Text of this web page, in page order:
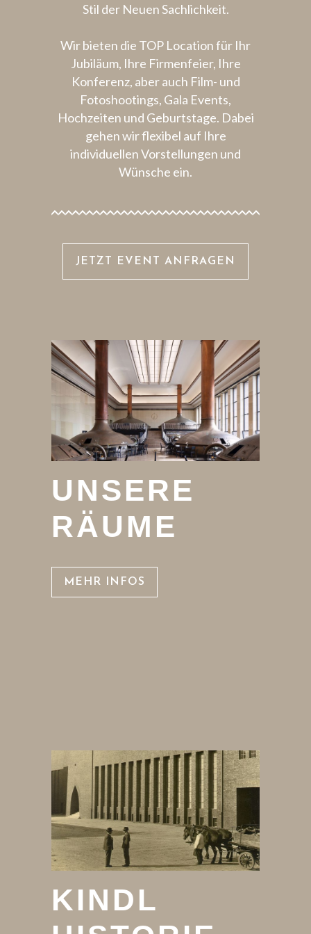
Stil der Neuen Sachlichkeit.
Wir bieten die TOP Location für Ihr
Jubiläum, Ihre Firmenfeier, Ihre
Konferenz, aber auch Film- und
Fotoshootings, Gala Events,
Hochzeiten und Geburtstage. Dabei
gehen wir flexibel auf Ihre
individuellen Vorstellungen und
Wünsche ein.
JETZT EVENT ANFRAGEN
UNSERE
RÄUME
MEHR INFOS
KINDL